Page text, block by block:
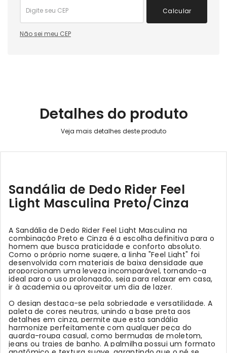
Calcular
Não sei meu CEP
Detalhes do produto
Sandália de Dedo Rider Feel
Light Masculina Preto/Cinza
A Sandália de Dedo Rider Feel Light Masculina na
combinação Preto e Cinza é a escolha definitiva para o
homem que busca praticidade e conforto absoluto.
Como o próprio nome sugere, a linha "Feel Light" foi
desenvolvida com materiais de baixa densidade que
proporcionam uma leveza incomparável, tornando-a
ideal para o uso prolongado, seja para relaxar em casa,
ir à academia ou aproveitar um dia de lazer.
O design destaca-se pela sobriedade e versatilidade. A
paleta de cores neutras, unindo a base preta aos
detalhes em cinza, permite que esta sandália
harmonize perfeitamente com qualquer peça do
guarda-roupa casual, como bermudas de moletom,
jeans ou trajes de banho. A palmilha possui um formato